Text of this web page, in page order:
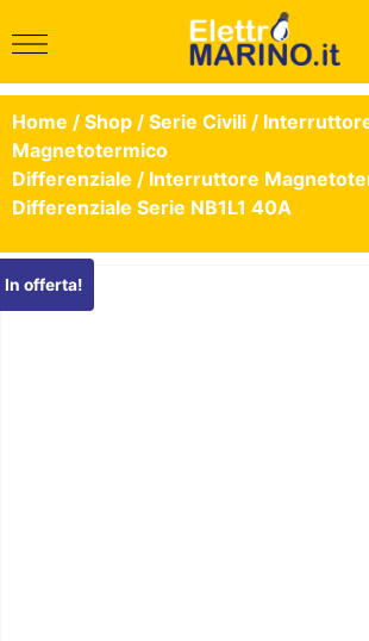
Home / Shop / Serie Civili /
Magnetotermico
Differenziale / Interruttore
Differenziale Serie NB1L1 40A
In offerta!